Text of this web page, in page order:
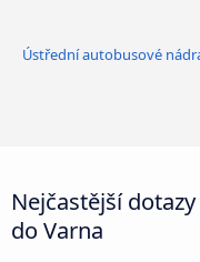
Ústřední autobusové
Nejčastější
do Varna